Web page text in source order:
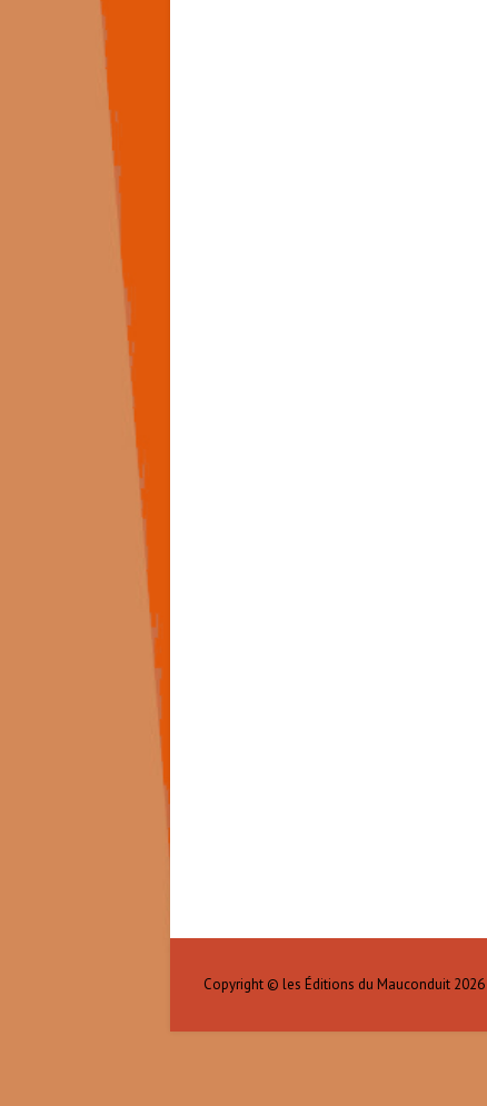
Copyright © les Éditions du Mauconduit 2026